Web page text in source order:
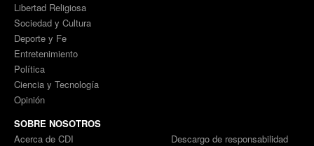
Libertad Religiosa
Sociedad y Cultura
Deporte y Fe
Entretenimiento
Política
Ciencia y Tecnología
Opinión
SOBRE NOSOTROS
Acerca de CDI
Descargo de responsabilidad